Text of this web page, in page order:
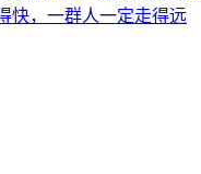
快，一群人一定走得远